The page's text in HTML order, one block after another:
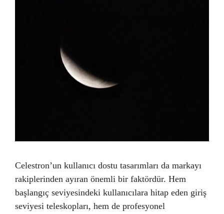
Celestron’un kullanıcı dostu tasarımları da markayı
rakiplerinden ayıran önemli bir faktördür. Hem
başlangıç seviyesindeki kullanıcılara hitap eden giriş
seviyesi teleskopları, hem de profesyonel